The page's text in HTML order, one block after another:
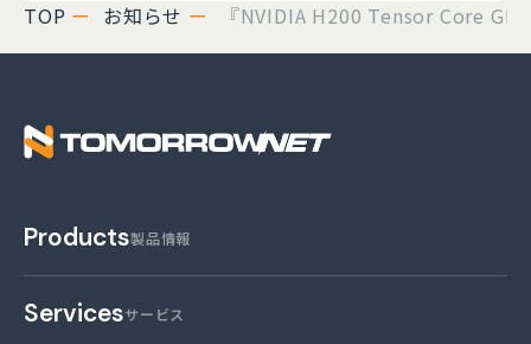
TOP お知らせ 『NVIDIA H200 Tensor Core
株式会社トゥモロー
Products製品情報
Servicesサービス